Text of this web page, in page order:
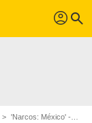
profil search
'Narcos: México' - Anuncio de estreno de la temporada 3